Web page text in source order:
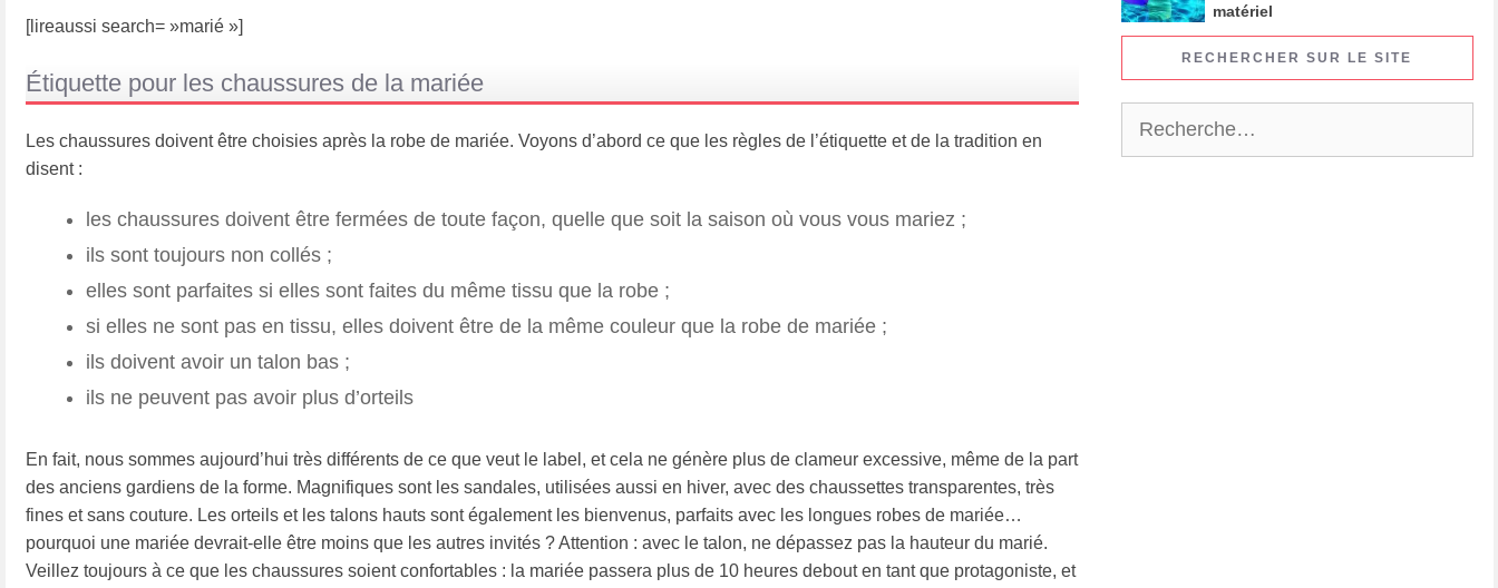
[lireaussi search= »marié »]
Étiquette pour les chaussures de la mariée
Les chaussures doivent être choisies après la robe de mariée. Voyons d’abord ce que les règles de l’étiquette et de la tradition en
disent :
les chaussures doivent être fermées de toute façon, quelle que soit la saison où vous vous mariez ;
ils sont toujours non collés ;
elles sont parfaites si elles sont faites du même tissu que la robe ;
si elles ne sont pas en tissu, elles doivent être de la même couleur que la robe de mariée ;
ils doivent avoir un talon bas ;
ils ne peuvent pas avoir plus d’orteils
En fait, nous sommes aujourd’hui très différents de ce que veut le label, et cela ne génère plus de clameur excessive, même de la part
des anciens gardiens de la forme. Magnifiques sont les sandales, utilisées aussi en hiver, avec des chaussettes transparentes, très
fines et sans couture. Les orteils et les talons hauts sont également les bienvenus, parfaits avec les longues robes de mariée…
pourquoi une mariée devrait-elle être moins que les autres invités ? Attention : avec le talon, ne dépassez pas la hauteur du marié.
Veillez toujours à ce que les chaussures soient confortables : la mariée passera plus de 10 heures debout en tant que protagoniste, et
matériel
RECHERCHER SUR LE SITE